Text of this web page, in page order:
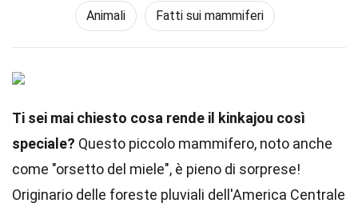
Animali Fatti sui mammiferi
Ti sei mai chiesto cosa rende il kinkajou così
speciale? Questo piccolo mammifero, noto anche
come "orsetto del miele", è pieno di sorprese!
Originario delle foreste pluviali dell'America Centrale